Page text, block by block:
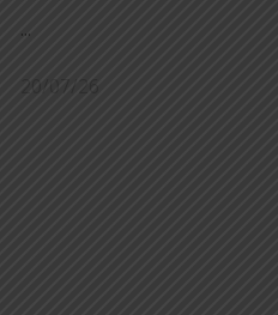
...
20/07/26